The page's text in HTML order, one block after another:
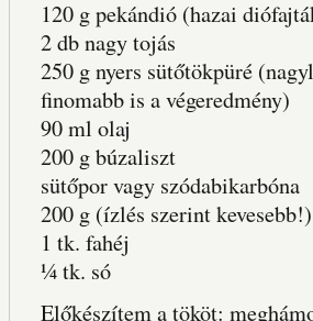
120 g pekándió (hazai
2 db nagy tojás
250 g nyers sütőtökpüré
finomabb is a végeredmény)
90 ml olaj
200 g búzaliszt
sütőpor vagy szódabikarbóna
200 g (ízlés szerint
1 tk. fahéj
¼ tk. só
Előkészítem a tököt: